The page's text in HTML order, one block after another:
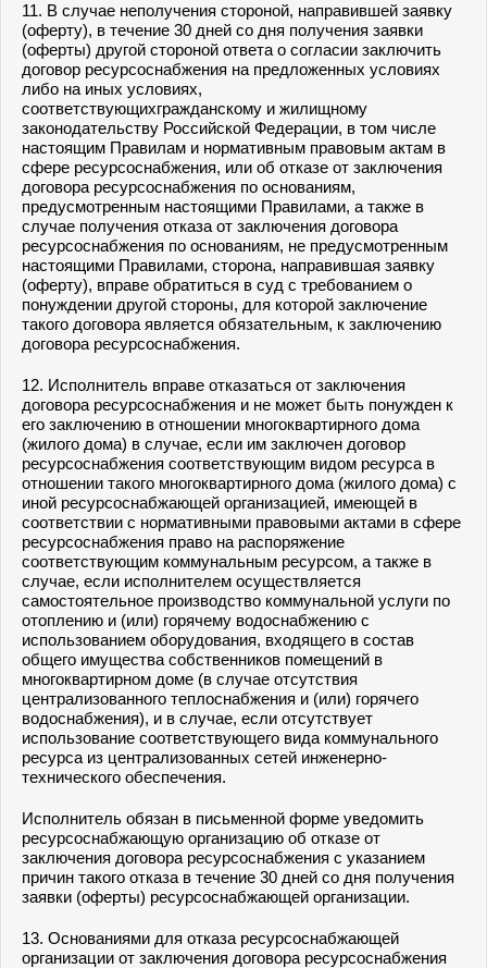
11. В случае неполучения стороной, направившей заявку
(оферту), в течение 30 дней со дня получения заявки
(оферты) другой стороной ответа о согласии заключить
договор ресурсоснабжения на предложенных условиях
либо на иных условиях,
соответствующихгражданскому и жилищному
законодательству Российской Федерации, в том числе
настоящим Правилам и нормативным правовым актам в
сфере ресурсоснабжения, или об отказе от заключения
договора ресурсоснабжения по основаниям,
предусмотренным настоящими Правилами, а также в
случае получения отказа от заключения договора
ресурсоснабжения по основаниям, не предусмотренным
настоящими Правилами, сторона, направившая заявку
(оферту), вправе обратиться в суд с требованием о
понуждении другой стороны, для которой заключение
такого договора является обязательным, к заключению
договора ресурсоснабжения.
12. Исполнитель вправе отказаться от заключения
договора ресурсоснабжения и не может быть понужден к
его заключению в отношении многоквартирного дома
(жилого дома) в случае, если им заключен договор
ресурсоснабжения соответствующим видом ресурса в
отношении такого многоквартирного дома (жилого дома) с
иной ресурсоснабжающей организацией, имеющей в
соответствии с нормативными правовыми актами в сфере
ресурсоснабжения право на распоряжение
соответствующим коммунальным ресурсом, а также в
случае, если исполнителем осуществляется
самостоятельное производство коммунальной услуги по
отоплению и (или) горячему водоснабжению с
использованием оборудования, входящего в состав
общего имущества собственников помещений в
многоквартирном доме (в случае отсутствия
централизованного теплоснабжения и (или) горячего
водоснабжения), и в случае, если отсутствует
использование соответствующего вида коммунального
ресурса из централизованных сетей инженерно-
технического обеспечения.
Исполнитель обязан в письменной форме уведомить
ресурсоснабжающую организацию об отказе от
заключения договора ресурсоснабжения с указанием
причин такого отказа в течение 30 дней со дня получения
заявки (оферты) ресурсоснабжающей организации.
13. Основаниями для отказа ресурсоснабжающей
организации от заключения договора ресурсоснабжения